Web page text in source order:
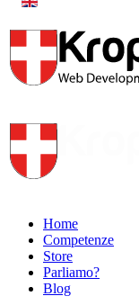
Home
Competenze
Store
Parliamo?
Blog